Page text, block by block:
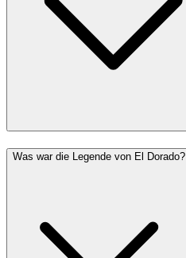
Was war die Legende von El Dorado?